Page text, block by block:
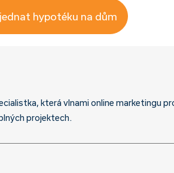
hypotéku na dům
která vlnami online marketingu
projektech.